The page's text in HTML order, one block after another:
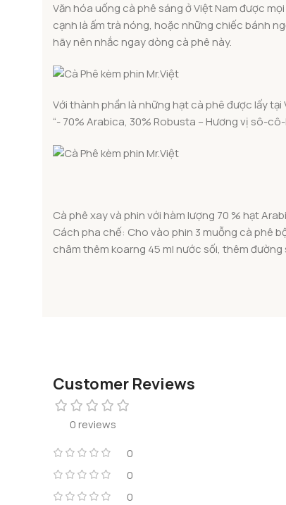
Văn hóa uống cà phê sáng ở Việt Nam được
cạnh là ấm trà nóng, hoặc những chiếc bánh
hãy nên nhắc ngay dòng cà phê này.
Với thành phần là những hạt cà phê được lấy
“- 70% Arabica, 30% Robusta – Hương vị sô-
Cà phê xay và phin với hàm lượng 70 % hạt
Cách pha chế: Cho vào phin 3 muỗng cà phê
châm thêm koarng 45 ml nước sối, thêm
Customer Reviews
0 reviews
0
0
0